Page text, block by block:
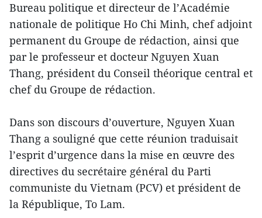
Bureau politique et directeur de l’Académie
nationale de politique Ho Chi Minh, chef adjoint
permanent du Groupe de rédaction, ainsi que
par le professeur et docteur Nguyen Xuan
Thang, président du Conseil théorique central et
chef du Groupe de rédaction.
Dans son discours d’ouverture, Nguyen Xuan
Thang a souligné que cette réunion traduisait
l’esprit d’urgence dans la mise en œuvre des
directives du secrétaire général du Parti
communiste du Vietnam (PCV) et président de
la République, To Lam.